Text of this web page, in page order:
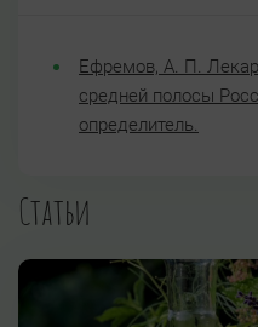
Ефремов, А. П.
средней полосы
определитель.
Статьи